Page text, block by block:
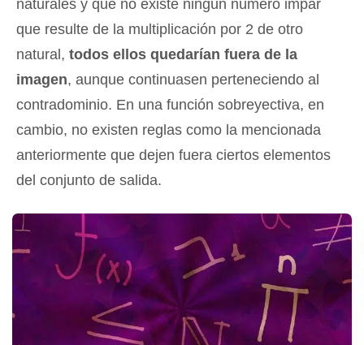
naturales y que no existe ningún número impar
que resulte de la multiplicación por 2 de otro
natural, todos ellos quedarían fuera de la
imagen, aunque continuasen perteneciendo al
contradominio. En una función sobreyectiva, en
cambio, no existen reglas como la mencionada
anteriormente que dejen fuera ciertos elementos
del conjunto de salida.